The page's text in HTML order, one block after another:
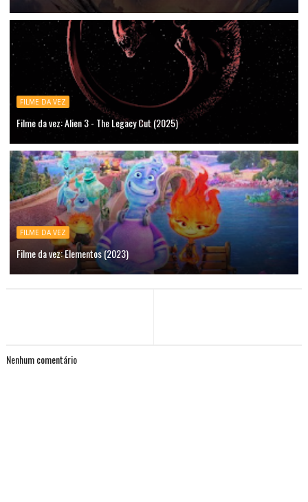
FILME DA VEZ
Filme da vez: Alien 3 - The Legacy Cut (2025)
FILME DA VEZ
Filme da vez: Elementos (2023)
Nenhum comentário